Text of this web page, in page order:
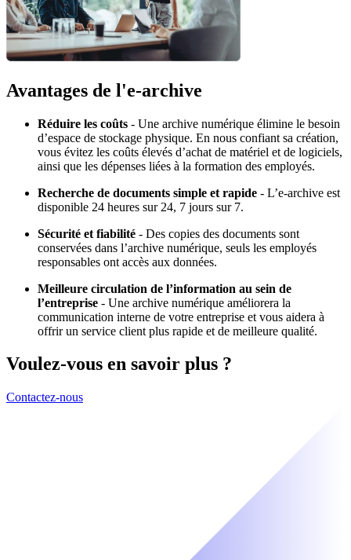
Avantages de l'e-archive
Réduire les coûts - Une archive numérique élimine le besoin
d’espace de stockage physique. En nous confiant sa création,
vous évitez les coûts élevés d’achat de matériel et de logiciels,
ainsi que les dépenses liées à la formation des employés.
Recherche de documents simple et rapide - L’e-archive est
disponible 24 heures sur 24, 7 jours sur 7.
Sécurité et fiabilité - Des copies des documents sont
conservées dans l’archive numérique, seuls les employés
responsables ont accès aux données.
Meilleure circulation de l’information au sein de
l’entreprise - Une archive numérique améliorera la
communication interne de votre entreprise et vous aidera à
offrir un service client plus rapide et de meilleure qualité.
Voulez-vous en savoir plus ?
Contactez-nous